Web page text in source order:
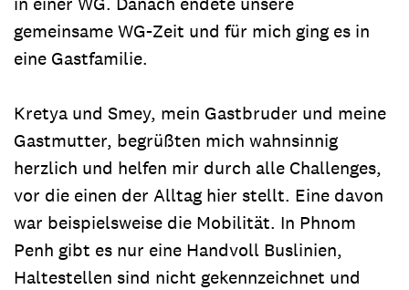
gemeinsame WG-Zeit und für mich ging es in
eine Gastfamilie.
Kretya und Smey, mein Gastbruder und meine
Gastmutter, begrüßten mich wahnsinnig
herzlich und helfen mir durch alle Challenges,
vor die einen der Alltag hier stellt. Eine davon
war beispielsweise die Mobilität. In Phnom
Penh gibt es nur eine Handvoll Buslinien,
Haltestellen sind nicht gekennzeichnet und